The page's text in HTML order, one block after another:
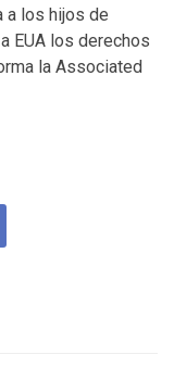
a los hijos de
EUA los derechos
la Associated